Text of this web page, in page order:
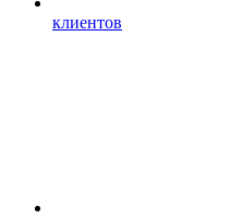
клиентов